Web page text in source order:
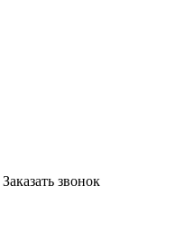
Заказать звонок